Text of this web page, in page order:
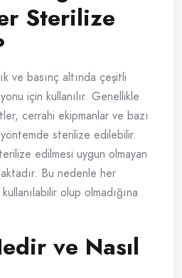
Sterilize
ve basınç altında çeşitli
için kullanılır. Genellikle
cerrahi ekipmanlar ve bazı
sterilize edilebilir.
edilmesi uygun olmayan
Bu nedenle her
olup olmadığına
ve Nasıl